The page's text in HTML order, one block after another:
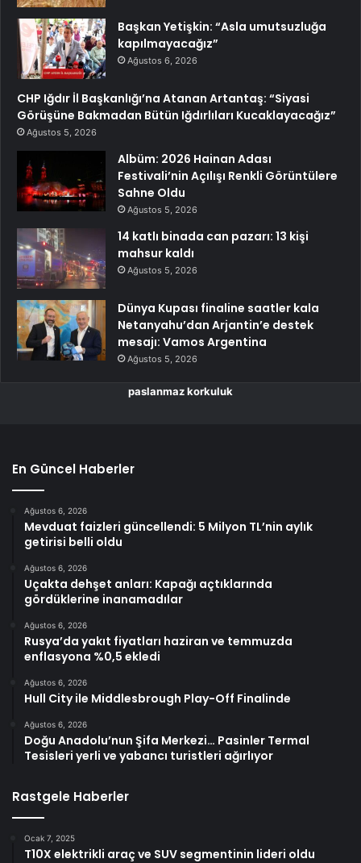
Başkan Yetişkin: “Asla umutsuzluğa
kapılmayacağız”
Ağustos 6, 2026
CHP Iğdır İl Başkanlığı’na Atanan Artantaş: “Siyasi
Görüşüne Bakmadan Bütün Iğdırlıları Kucaklayacağız”
Ağustos 5, 2026
Albüm: 2026 Hainan Adası
Festivali’nin Açılışı Renkli Görüntülere
Sahne Oldu
Ağustos 5, 2026
14 katlı binada can pazarı: 13 kişi
mahsur kaldı
Ağustos 5, 2026
Dünya Kupası finaline saatler kala
Netanyahu’dan Arjantin’e destek
mesajı: Vamos Argentina
Ağustos 5, 2026
paslanmaz korkuluk
En Güncel Haberler
Ağustos 6, 2026
Mevduat faizleri güncellendi: 5 Milyon TL’nin aylık
getirisi belli oldu
Ağustos 6, 2026
Uçakta dehşet anları: Kapağı açtıklarında
gördüklerine inanamadılar
Ağustos 6, 2026
Rusya’da yakıt fiyatları haziran ve temmuzda
enflasyona %0,5 ekledi
Ağustos 6, 2026
Hull City ile Middlesbrough Play-Off Finalinde
Ağustos 6, 2026
Doğu Anadolu’nun Şifa Merkezi… Pasinler Termal
Tesisleri yerli ve yabancı turistleri ağırlıyor
Rastgele Haberler
Ocak 7, 2025
T10X elektrikli araç ve SUV segmentinin lideri oldu